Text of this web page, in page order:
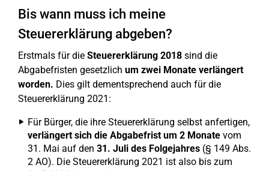
Bis wann muss ich meine
Steuererklärung abgeben?
Erstmals für die Steuererklärung 2018 sind die
Abgabefristen gesetzlich um zwei Monate verlängert
worden. Dies gilt dementsprechend auch für die
Steuererklärung 2021:
Für Bürger, die ihre Steuererklärung selbst anfertigen,
verlängert sich die Abgabefrist um 2 Monate vom
31. Mai auf den 31. Juli des Folgejahres (§ 149 Abs.
2 AO). Die Steuererklärung 2021 ist also bis zum